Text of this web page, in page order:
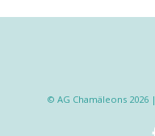
© AG Chamäleons 2026 |